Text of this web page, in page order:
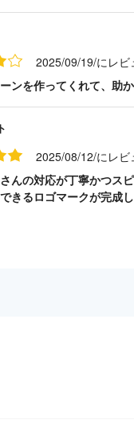
2025/09/19/にレビ
ンを作ってくれて、助か
2025/08/12/にレビ
んの対応が丁寧かつス
きるロゴマークが完成し